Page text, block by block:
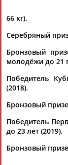
АББАТЕ-
66 кг).
Серебряный
Бронзовый
молодёжи до 21
Победитель
(2018).
Бронзовый
Победитель
до 23 лет (2019).
Бронзовый